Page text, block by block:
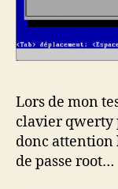
Lors de mon
clavier qwerty
donc attention
de passe root…